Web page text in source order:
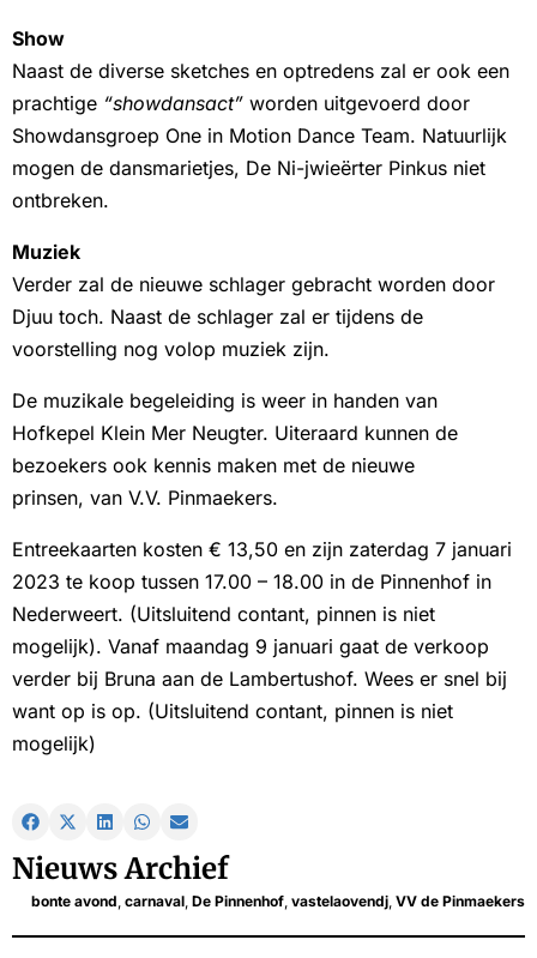
Show
Naast de diverse sketches en optredens zal er ook een
prachtige “showdansact” worden uitgevoerd door
Showdansgroep One in Motion Dance Team. Natuurlijk
mogen de dansmarietjes, De Ni-jwieërter Pinkus niet
ontbreken.
Muziek
Verder zal de nieuwe schlager gebracht worden door
Djuu toch. Naast de schlager zal er tijdens de
voorstelling nog volop muziek zijn.
De muzikale begeleiding is weer in handen van
Hofkepel Klein Mer Neugter. Uiteraard kunnen de
bezoekers ook kennis maken met de nieuwe
prinsen, van V.V. Pinmaekers.
Entreekaarten kosten € 13,50 en zijn zaterdag 7 januari
2023 te koop tussen 17.00 – 18.00 in de Pinnenhof in
Nederweert. (Uitsluitend contant, pinnen is niet
mogelijk). Vanaf maandag 9 januari gaat de verkoop
verder bij Bruna aan de Lambertushof. Wees er snel bij
want op is op. (Uitsluitend contant, pinnen is niet
mogelijk)
Nieuws Archief
bonte avond carnaval De Pinnenhof vastelaovendj VV de Pinmaekers